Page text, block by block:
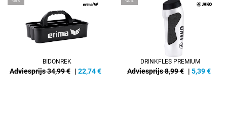
BIDONREK
Adviesprijs 34,99 € | 22,74€
DRINKFLES PREMIUM
Adviesprijs 8,99 € | 5,39€